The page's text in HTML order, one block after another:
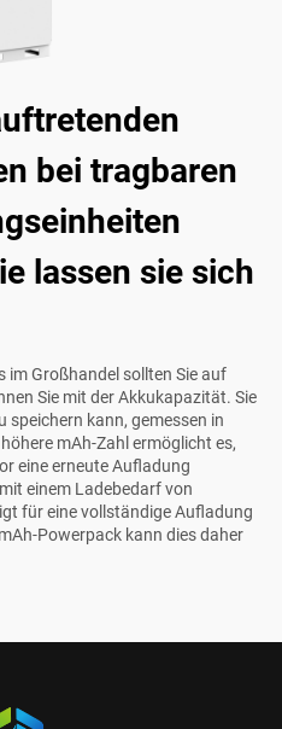
bei tragbaren
lassen sie sich
Großhandel sollten Sie auf
Sie mit der Akkukapazität. Sie
speichern kann, gemessen in
mAh-Zahl ermöglicht es,
eine erneute Aufladung
einem Ladebedarf von
für eine vollständige Aufladung
Powerpack kann dies daher